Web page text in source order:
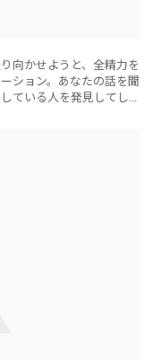
向かせようと、全精力を
ション。あなたの話を聞
ている人を発見してしま